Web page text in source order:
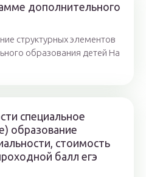
дополнительного
структурных элементов
образования детей На
специальное
образование
стоимость
балл егэ